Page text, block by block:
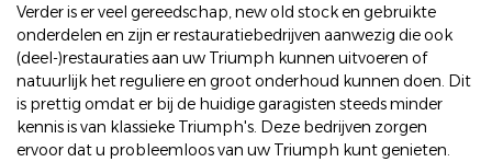
Verder is er veel gereedschap, new old stock en gebruikte
onderdelen en zijn er restauratiebedrijven aanwezig die ook
(deel-)restauraties aan uw Triumph kunnen uitvoeren of
natuurlijk het reguliere en groot onderhoud kunnen doen. Dit
is prettig omdat er bij de huidige garagisten steeds minder
kennis is van klassieke Triumph's. Deze bedrijven zorgen
ervoor dat u probleemloos van uw Triumph kunt genieten.